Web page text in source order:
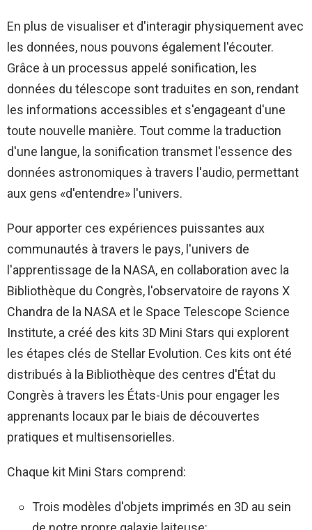
En plus de visualiser et d'interagir physiquement avec
les données, nous pouvons également l'écouter.
Grâce à un processus appelé sonification, les
données du télescope sont traduites en son, rendant
les informations accessibles et s'engageant d'une
toute nouvelle manière. Tout comme la traduction
d'une langue, la sonification transmet l'essence des
données astronomiques à travers l'audio, permettant
aux gens «d'entendre» l'univers.
Pour apporter ces expériences puissantes aux
communautés à travers le pays, l'univers de
l'apprentissage de la NASA, en collaboration avec la
Bibliothèque du Congrès, l'observatoire de rayons X
Chandra de la NASA et le Space Telescope Science
Institute, a créé des kits 3D Mini Stars qui explorent
les étapes clés de Stellar Evolution. Ces kits ont été
distribués à la Bibliothèque des centres d'État du
Congrès à travers les États-Unis pour engager les
apprenants locaux par le biais de découvertes
pratiques et multisensorielles.
Chaque kit Mini Stars comprend:
Trois modèles d'objets imprimés en 3D au sein